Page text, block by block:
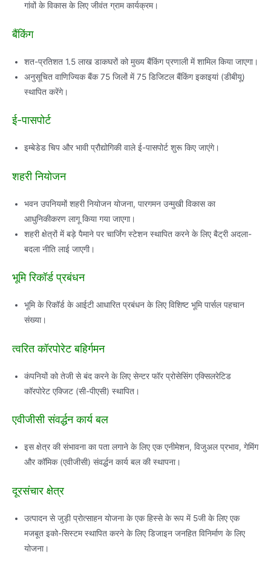
गांवों के विकास के लिए जीवंत ग्राम कार्यक्रम।
बैंकिंग
शत-प्रतिशत 1.5 लाख डाकघरों को मुख्‍य बैंकिंग प्रणाली में शामिल किया जाएगा।
अनुसूचित वाणिज्यिक बैंक 75 जिलों में 75 डिजि‍टल बैंकिंग इकाइयां (डीबीयू)
स्‍थापित करेंगे।
ई-पासपोर्ट
इम्‍बेडेड चिप और भावी प्रौद्योगिकी वाले ई-पासपोर्ट शुरू किए जाएंगे।
शहरी नियोजन
भवन उपनियमों शहरी नियोजन योजना, पारगमन उन्‍मुखी विकास का
आधुनिकीकरण लागू किया गया जाएगा।
शहरी क्षेत्रों में बड़े पैमाने पर चार्जिंग स्‍टेशन स्‍थापित करने के लिए बैट्री अदला-
बदला नीति लाई जाएगी।
भूमि रिकॉर्ड प्रबंधन
भूमि के रिकॉर्ड के आईटी आधारित प्रबंधन के लिए विशिष्‍ट भूमि पार्सल पहचान
संख्‍या।
त्‍वरित कॉरपोरेट बहिर्गमन
कंपनियों को तेजी से बंद करने के लिए सेन्‍टर फॉर प्रोसेसिंग एक्सिलरेटिड
कॉरपोरेट एक्जिट (सी-पीएसी) स्‍थापित।
एवीजीसी संवर्द्धन कार्य बल
इस क्षेत्र की संभावना का पता लगाने के लिए एक एनीमेशन, विजुअल प्रभाव, गेमिंग
और कॉमिक (एवीजीसी) संवर्द्धन कार्य बल की स्‍थापना।
दूरसंचार क्षेत्र
उत्‍पादन से जुड़ी प्रोत्‍साहन योजना के एक हिस्‍से के रूप में 5जी के लिए एक
मजबूत इको-सिस्‍टम स्‍थापित करने के लिए डिजाइन जनहित विनिर्माण के लिए
योजना।